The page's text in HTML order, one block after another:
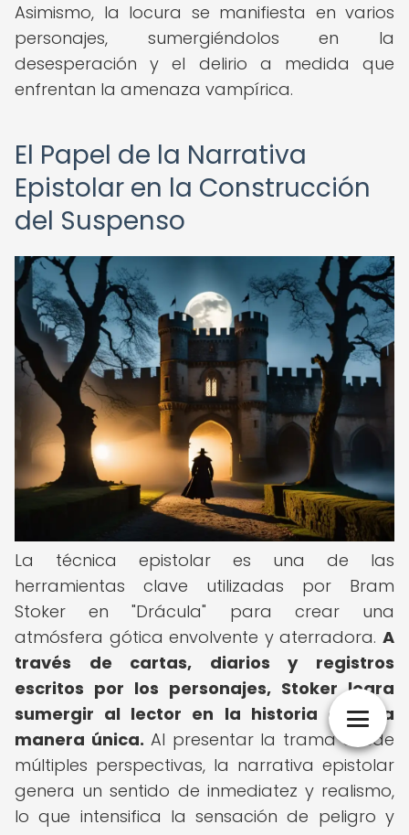
Asimismo, la locura se manifiesta en varios
personajes, sumergiéndolos en la
desesperación y el delirio a medida que
enfrentan la amenaza vampírica.
El Papel de la Narrativa
Epistolar en la Construcción
del Suspenso
La técnica epistolar es una de las
herramientas clave utilizadas por Bram
Stoker en "Drácula" para crear una
atmósfera gótica envolvente y aterradora. A
través de cartas, diarios y registros
escritos por los personajes, Stoker logra
sumergir al lector en la historia de una
manera única. Al presentar la trama desde
múltiples perspectivas, la narrativa epistolar
genera un sentido de inmediatez y realismo,
lo que intensifica la sensación de peligro y